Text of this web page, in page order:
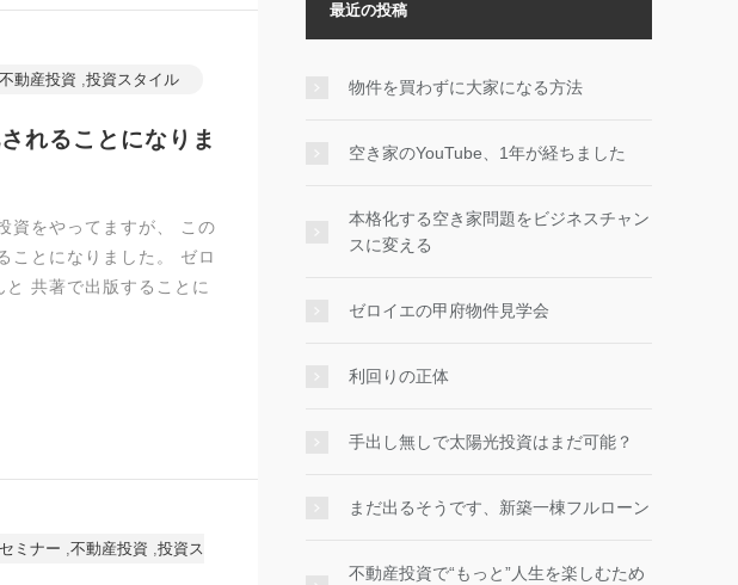
不動産投資 投資スタイル
れることになりま
資をやってますが、 この
ことになりました。 ゼロ
共著で出版することに
セミナー ,不動産投資 ,投資ス
最近の投稿
物件を買わずに大家になる方法
空き家のYouTube、1年が経ちました
本格化する空き家問題をビジネスチャン
スに変える
ゼロイエの甲府物件見学会
利回りの正体
手出し無しで太陽光投資はまだ可能？
まだ出るそうです、新築一棟フルローン
不動産投資で“もっと”人生を楽しむため